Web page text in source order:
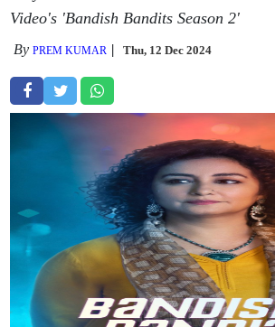
Video's 'Bandish Bandits Season 2'
ByPREM KUMAR Thu, 12 Dec 2024